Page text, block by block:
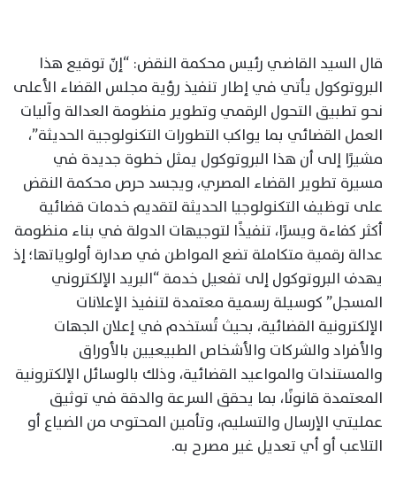
قال السيد القاضي رئيس محكمة النقض: “إنّ توقيع هذا
البروتوكول يأتي في إطار تنفيذ رؤية مجلس القضاء الأعلى
نحو تطبيق التحول الرقمي وتطوير منظومة العدالة وآليات
العمل القضائي بما يواكب التطورات التكنولوجية الحديثة”،
مشيرًا إلى أن هذا البروتوكول يمثل خطوة جديدة في
مسيرة تطوير القضاء المصري، ويجسد حرص محكمة النقض
على توظيف التكنولوجيا الحديثة لتقديم خدمات قضائية
أكثر كفاءة ويسرًا، تنفيذًا لتوجيهات الدولة في بناء منظومة
عدالة رقمية متكاملة تضع المواطن في صدارة أولوياتها؛ إذ
يهدف البروتوكول إلى تفعيل خدمة “البريد الإلكتروني
المسجل” كوسيلة رسمية معتمدة لتنفيذ الإعلانات
الإلكترونية القضائية، بحيث تُستخدم في إعلان الجهات
والأفراد والشركات والأشخاص الطبيعيين بالأوراق
والمستندات والمواعيد القضائية، وذلك بالوسائل الإلكترونية
المعتمدة قانونًا، بما يحقق السرعة والدقة في توثيق
عمليتي الإرسال والتسليم، وتأمين المحتوى من الضياع أو
التلاعب أو أي تعديل غير مصرح به.